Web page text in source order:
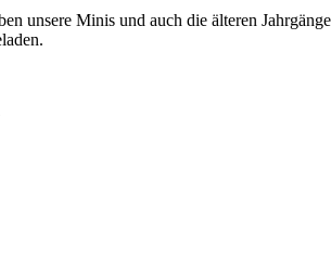
unsere Minis und auch die älteren Jahrgänge